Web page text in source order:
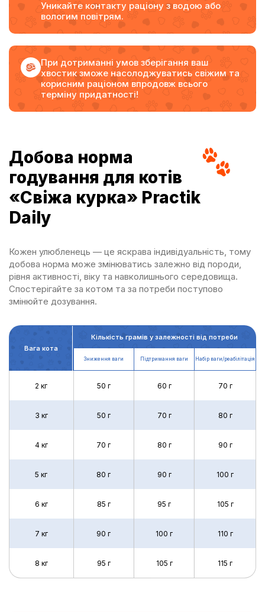
Уникайте контакту раціону з водою або
вологим повітрям.
При дотриманні умов зберігання ваш
хвостик зможе насолоджуватись свіжим та
корисним раціоном впродовж всього
терміну придатності!
Добова норма
годування для котів
«Свіжа курка» Practik
Daily
Кожен улюбленець — це яскрава індивідуальність, тому
добова норма може змінюватись залежно від породи,
рівня активності, віку та навколишнього середовища.
Спостерігайте за котом та за потреби поступово
змінюйте дозування.
Вага кота
2 кг
3 кг
4 кг
5 кг
6 кг
7 кг
8 кг
Кількість грамів у залежності від потреби
Зниження ваги Підтримання ваги Набір ваги/реабілітація
50 г
50 г
70 г
80 г
85 г
90 г
95 г
60 г
70 г
80 г
90 г
95 г
100 г
105 г
70 г
80 г
90 г
100 г
105 г
110 г
115 г